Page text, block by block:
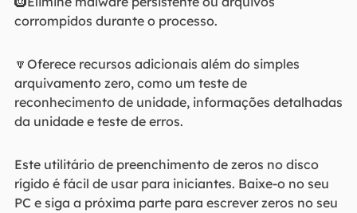
corrompidos durante o processo.
🔽Oferece recursos adicionais além do simples
arquivamento zero, como um teste de
reconhecimento de unidade, informações detalhadas
da unidade e teste de erros.
Este utilitário de preenchimento de zeros no disco
rígido é fácil de usar para iniciantes. Baixe-o no seu
PC e siga a próxima parte para escrever zeros no seu